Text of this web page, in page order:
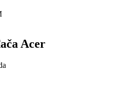
Acer